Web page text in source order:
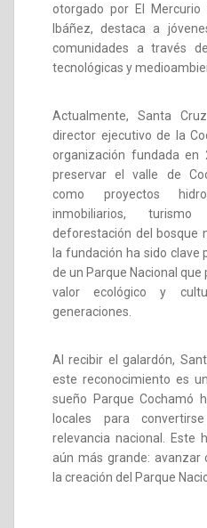
otorgado por El
Ibáñez, destaca a
comunidades a través
tecnológicas y
Actualmente, Santa
director ejecutivo de la
organización fundada
preservar el valle de
como proyectos
inmobiliarios,
deforestación del bosque
la fundación ha sido clave
de un Parque Nacional
valor ecológico y
generaciones.
Al recibir el galardón,
este reconocimiento es
sueño Parque Cochamó
locales para
relevancia nacional. Este
aún más grande: avanzar
la creación del Parque